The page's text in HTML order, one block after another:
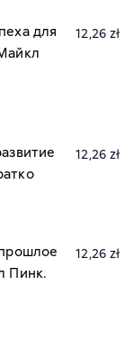
для
12,26 zł
12,26 zł
Пинк.
12,26 zł